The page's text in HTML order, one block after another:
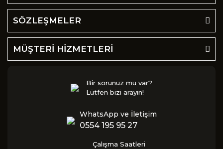
SÖZLEŞMELER
MÜŞTERİ HİZMETLERİ
Bir sorunuz mu var?
Lütfen bizi arayın!
WhatsApp ve İletişim
0554 195 95 27
Çalışma Saatleri